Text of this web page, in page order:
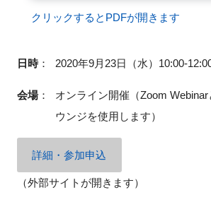
クリックするとPDFが開きます
日時： 2020年9月23日（水）10:00-
会場： オンライン開催（Zoom
ウンジを使用します）
詳細・参加申込
（外部サイトが開きます）